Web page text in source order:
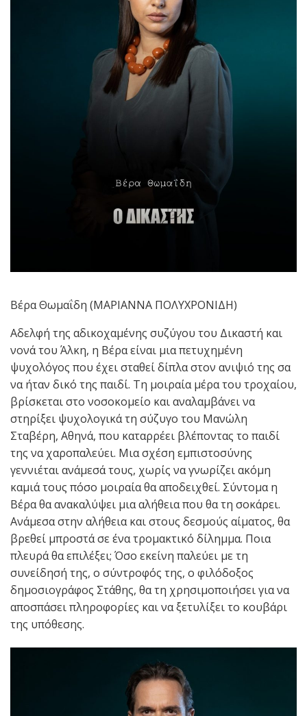
Βέρα Θωμαΐδη (ΜΑΡΙΑΝΝΑ ΠΟΛΥΧΡΟΝΙΔΗ)
Αδελφή της αδικοχαμένης συζύγου του Δικαστή και
νονά του Άλκη, η Βέρα είναι μια πετυχημένη
ψυχολόγος που έχει σταθεί δίπλα στον ανιψιό της σα
να ήταν δικό της παιδί. Τη μοιραία μέρα του τροχαίου,
βρίσκεται στο νοσοκομείο και αναλαμβάνει να
στηρίξει ψυχολογικά τη σύζυγο του Μανώλη
Σταβέρη, Αθηνά, που καταρρέει βλέποντας το παιδί
της να χαροπαλεύει. Μια σχέση εμπιστοσύνης
γεννιέται ανάμεσά τους, χωρίς να γνωρίζει ακόμη
καμιά τους πόσο μοιραία θα αποδειχθεί. Σύντομα η
Βέρα θα ανακαλύψει μια αλήθεια που θα τη σοκάρει.
Ανάμεσα στην αλήθεια και στους δεσμούς αίματος, θα
βρεθεί μπροστά σε ένα τρομακτικό δίλημμα. Ποια
πλευρά θα επιλέξει; Όσο εκείνη παλεύει με τη
συνείδησή της, ο σύντροφός της, ο φιλόδοξος
δημοσιογράφος Στάθης, θα τη χρησιμοποιήσει για να
αποσπάσει πληροφορίες και να ξετυλίξει το κουβάρι
της υπόθεσης.